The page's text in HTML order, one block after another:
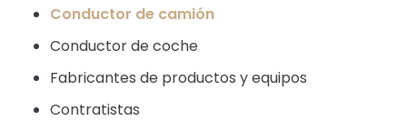
Conductor de camión
Conductor de coche
Fabricantes de productos y equipos
Contratistas